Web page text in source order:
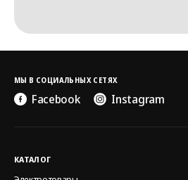
МЫ В СОЦИАЛЬНЫХ СЕТЯХ
Facebook Instagram
КАТАЛОГ